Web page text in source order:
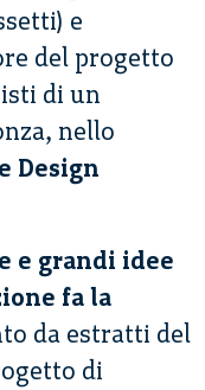
e
del progetto
di un
nello
Design
e grandi idee
fa la
da estratti del
di